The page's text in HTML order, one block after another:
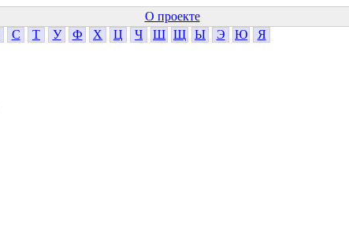
О проекте
С Т У Ф Х Ц Ч Ш Щ Ы Э Ю Я